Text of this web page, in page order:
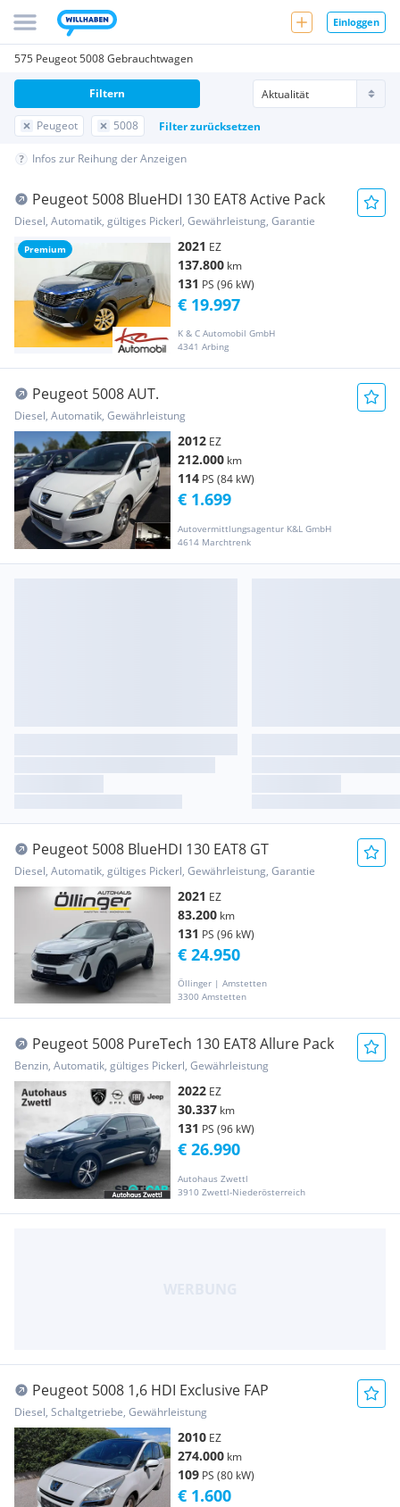
Einloggen
575 Peugeot 5008 Gebrauchtwagen
Peugeot 5008 Filter zurücksetzen
Filtern
Infos zur Reihung der Anzeigen
Premium
Peugeot 5008 BlueHDI 130 EAT8 Active Pack
Diesel, Automatik, gültiges Pickerl, Gewährleistung, Garantie
2021 EZ
137.800 km
131 PS (96 kW)
K & C Automobil GmbH
4341 Arbing
€ 19.997
Peugeot 5008 AUT.
Diesel, Automatik, Gewährleistung
2012 EZ
212.000 km
114 PS (84 kW)
Autovermittlungsagentur K&L GmbH
4614 Marchtrenk
€ 1.699
Peugeot 5008 BlueHDI 130 EAT8 GT
Diesel, Automatik, gültiges Pickerl, Gewährleistung, Garantie
2021 EZ
83.200 km
131 PS (96 kW)
Öllinger | Amstetten
3300 Amstetten
€ 24.950
Peugeot 5008 PureTech 130 EAT8 Allure Pack
Benzin, Automatik, gültiges Pickerl, Gewährleistung
2022 EZ
30.337 km
131 PS (96 kW)
Autohaus Zwettl
3910 Zwettl-Niederösterreich
€ 26.990
Peugeot 5008 1,6 HDI Exclusive FAP
Diesel, Schaltgetriebe, Gewährleistung
2010 EZ
274.000 km
109 PS (80 kW)
€ 1.600